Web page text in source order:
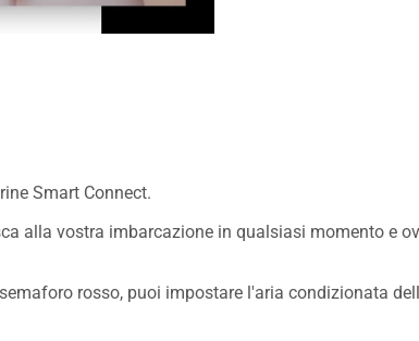
Smart Connect.
alla vostra imbarcazione in qualsiasi momento e
rosso, puoi impostare l'aria condizionata